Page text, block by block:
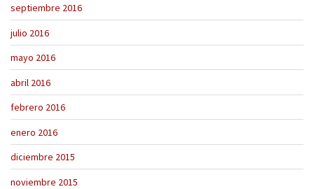
septiembre 2016
julio 2016
mayo 2016
abril 2016
febrero 2016
enero 2016
diciembre 2015
noviembre 2015